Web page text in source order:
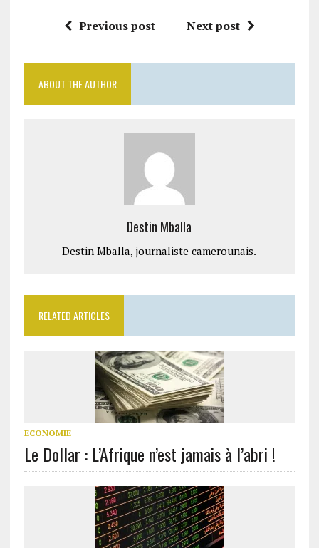
Previous post Next post
ABOUT THE AUTHOR
Destin Mballa
Destin Mballa, journaliste camerounais.
RELATED ARTICLES
ECONOMIE
Le Dollar : L’Afrique n’est jamais à l’abri !